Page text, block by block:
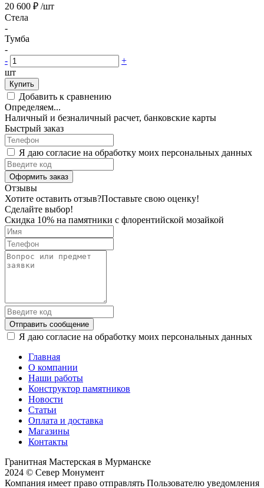
20 600 ₽ /шт
Стела
-
Тумба
-
-
+
шт
Купить
Добавить к сравнению
Определяем...
Наличный и безналичный расчет, банковские карты
Быстрый заказ
Я даю согласие на обработку моих персональных данных
Оформить заказ
Отзывы
Хотите оставить отзыв?Поставьте свою оценку!
Сделайте выбор!
Скидка 10% на памятники с флорентийской мозайкой
Отправить сообщение
Я даю согласие на обработку моих персональных данных
Главная
О компании
Наши работы
Конструктор памятников
Новости
Статьи
Оплата и доставка
Магазины
Контакты
Гранитная Мастерская в Мурманске
2024 © Север Монумент
Компания имеет право отправлять Пользователю уведомления